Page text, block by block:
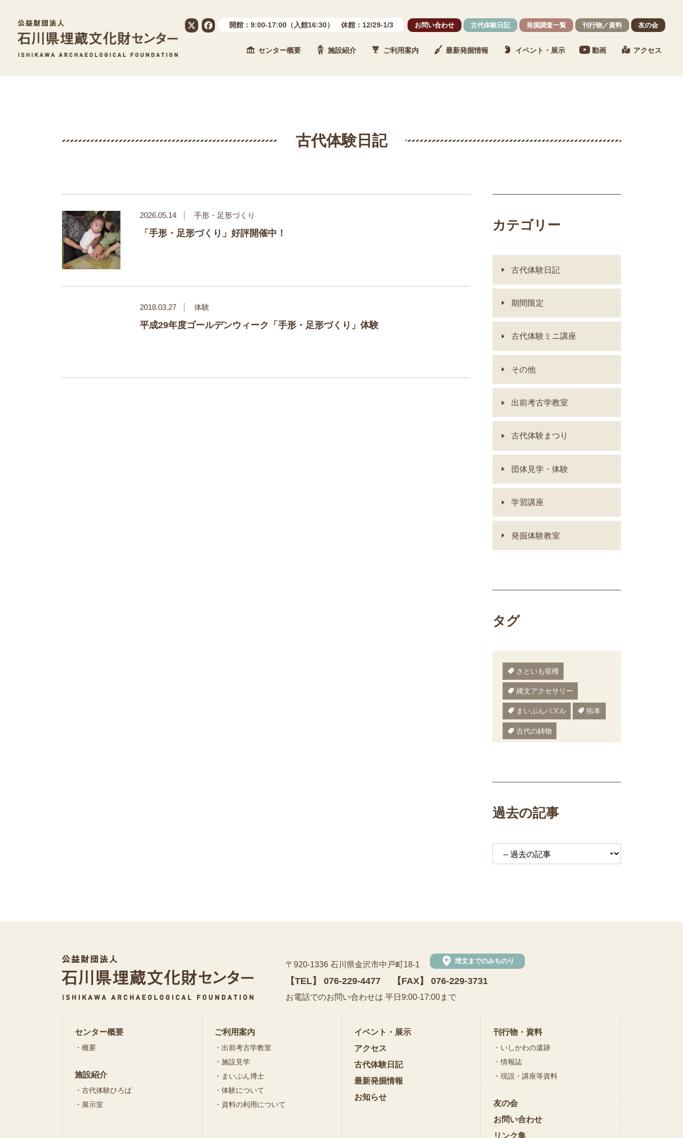
公益財団法人 石川県埋蔵文化財センター
開館：9:00-17:00（入館16:30） 休館：12/29-1/3 お問い合わせ 古代体験日記 発掘調査一覧 刊行物／資料 友の会
センター概要 施設紹介 ご利用案内 最新発掘情報 イベント・展示 動画 アクセス
古代体験日記
2026.05.14 手形・足形づくり
「手形・足形づくり」好評開催中！
2018.03.27 体験
平成29年度ゴールデンウィーク「手形・足形づくり」体験
カテゴリー
古代体験日記
期間限定
古代体験ミニ講座
その他
出前考古学教室
古代体験まつり
団体見学・体験
学習講座
発掘体験教室
タグ
さといも収穫
縄文アクセサリー
まいぶんパズル 拓本
古代の鋳物
縄文鍋 いしかわ埋文
体験工房
田植え
双耳瓶
勾玉
弥生の布づくり
過去の記事
公益財団法人 石川県埋蔵文化財センター
〒920-1336 石川県金沢市中戸町18-1 add_location 埋文までのみちのり
【TEL】 076-229-4477 【FAX】 076-229-3731
お電話でのお問い合わせは 平日9:00-17:00まで
センター概要
概要
施設紹介
古代体験ひろば
展示室
ご利用案内
出前考古学教室
施設見学
まいぶん博士
体験について
資料の利用について
イベント・展示
アクセス
古代体験日記
最新発掘情報
お知らせ
刊行物・資料
いしかわの遺跡
情報誌
現説・講座等資料
友の会
お問い合わせ
リンク集